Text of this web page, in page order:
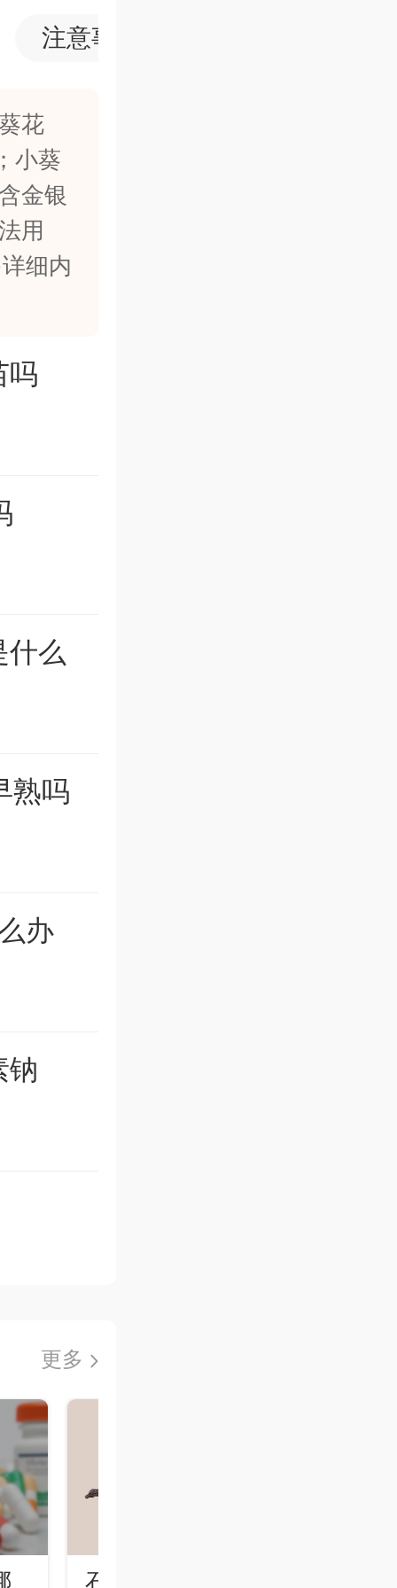
注意事项
花
小葵
金银
用
细内
吗
什么
熟吗
办
钠
更多
石岐外感茶的功效是